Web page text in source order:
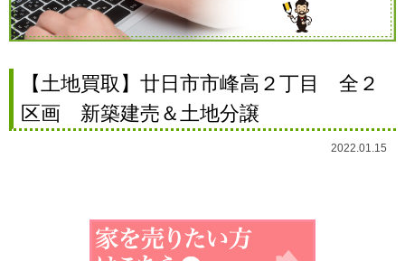
【土地買取】廿日市市峰高２丁目 全２
区画 新築建売＆土地分譲
2022.01.15